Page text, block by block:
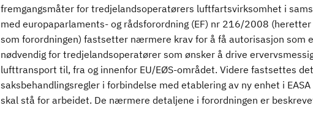
fremgangsmåter for tredjelandsoperatørers luftfartsvirksomhet i
med europaparlaments- og rådsforordning (EF) nr 216/2008
som forordningen) fastsetter nærmere krav for å få autorisasjon som
nødvendig for tredjelandsoperatører som ønsker å drive
lufttransport til, fra og innenfor EU/EØS-området. Videre fastsettes det
saksbehandlingsregler i forbindelse med etablering av ny enhet i EASA
skal stå for arbeidet. De nærmere detaljene i forordningen er